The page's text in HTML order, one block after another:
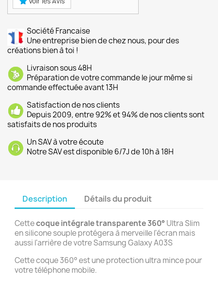
Société Francaise
Une entreprise bien de chez nous, pour des
créations bien à toi !
Livraison sous 48H
Préparation de votre commande le jour même si
commande effectuée avant 13H
Satisfaction de nos clients
Depuis 2009, entre 92% et 94% de nos clients sont
satisfaits de nos produits
Un SAV à votre écoute
Notre SAV est disponible 6/7J de 10h à 18H
Description Détails du produit
Cettecoque intégrale transparente 360° Ultra Slim
en silicone souple protégera à merveille l'écran mais
aussi l'arrière de votre Samsung Galaxy A03S
Cette coque 360° est une protection ultra mince pour
votre téléphone mobile.